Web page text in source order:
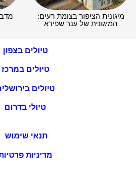
מיגונית הציפור בצומת רעים:
המיגונית של ענר שפירא
טיולים בצפון
טיולים במרכז
טיולים
טיולי בדרום
תנאי שימוש
מדיניות